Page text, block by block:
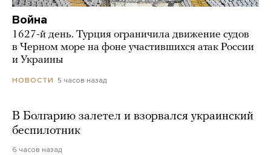
Война
1627-й день. Турция ограничила движение судов
в Черном море на фоне участившихся атак России
и Украины
НОВОСТИ 5 часов назад
В Болгарию залетел и взорвался украинский
беспилотник
6 часов назад